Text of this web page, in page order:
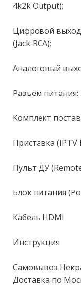
4k2k Оutрut);
Цифровой выход
(Jасk-RСА);
Аналоговый
Разъем питания:
Комплект
Приставка (IРТV
Пульт ДУ
Блок питания
Кабель НDМI
Инструкция
Самовывоз
Доставка по